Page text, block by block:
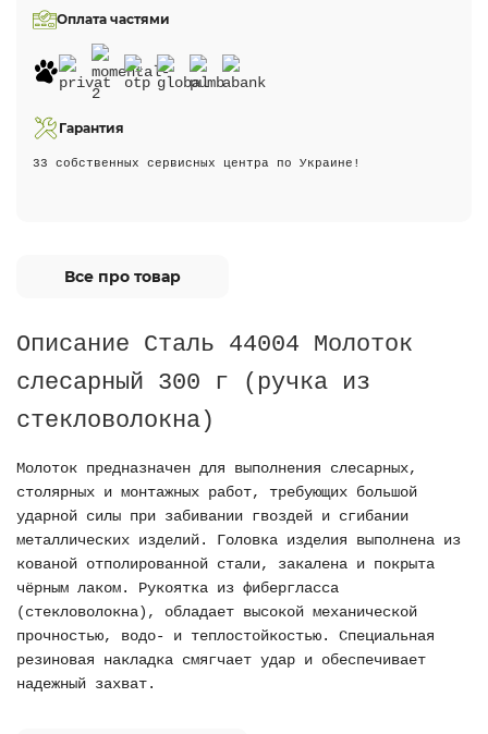
Оплата частями
Гарантия
33 собственных сервисных центра по Украине!
Все про товар
Описание Сталь 44004 Молоток
слесарный 300 г (ручка из
стекловолокна)
Молоток предназначен для выполнения слесарных,
столярных и монтажных работ, требующих большой
ударной силы при забивании гвоздей и сгибании
металлических изделий. Головка изделия выполнена из
кованой отполированной стали, закалена и покрыта
чёрным лаком. Рукоятка из фибергласса
(стекловолокна), обладает высокой механической
прочностью, водо- и теплостойкостью. Специальная
резиновая накладка смягчает удар и обеспечивает
надежный захват.